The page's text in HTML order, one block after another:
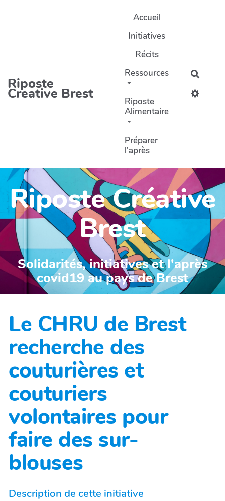
Riposte
Creative Brest
Accueil
Initiatives
Récits
Ressources
Riposte
Alimentaire
Préparer
l'après
Riposte Créative
Brest
Solidarités, initiatives et l'après
covid19 au pays de Brest
Le CHRU de Brest
recherche des
couturières et
couturiers
volontaires pour
faire des sur-
blouses
Description de cette initiative